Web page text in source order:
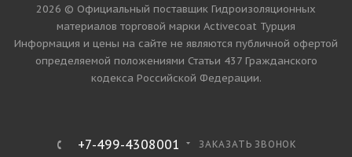
2026 © Официальный поставщик Гидроизоляционных
материалов торговой марки Activecoat Турция
Информация и цены на сайте не являются публичной офертой
определяемой положениями Статьи 437 Гражданского
кодекса Российской Федерации.
+7-499-4308001 ЗАКАЗАТЬ ЗВОНОК